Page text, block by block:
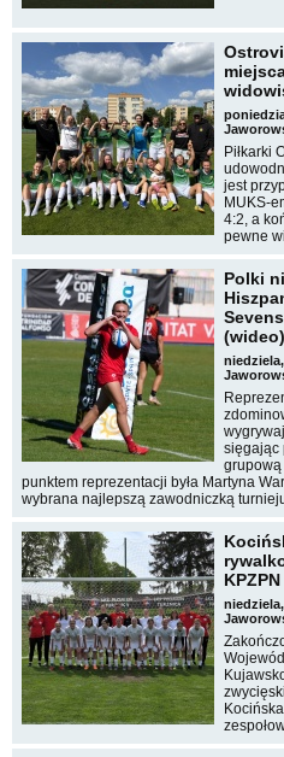
Piłkarki
jest
MUKS-
4:2, a
pewne
Polki
(wideo)
sięgając
punktem reprezentacji była Martyna
wybrana najlepszą zawodniczką